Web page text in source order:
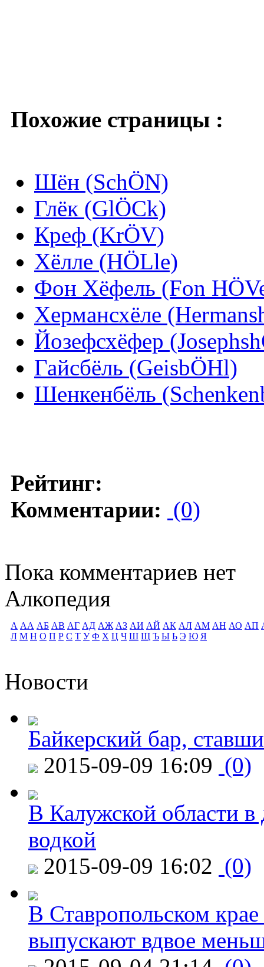
Похожие страницы :
Шён (SchÖN)
Глёк (GlÖCk)
Креф (KrÖV)
Хёлле (HÖLle)
Фон Хёфель (Fon
Хермансхёле
Йозефсхёфер
Гайсбёль (GeisbÖHl)
Шенкенбёль
Рейтинг:
Комментарии: (0)
Пока комментариев нет
Алкопедия
А АА АБ АВ АГ АД АЖ АЗ АИ АЙ АК АЛ АМ АН АО АП
Л М Н О П Р С Т У Ф Х Ц Ч Ш Щ Ъ Ы Ь Э Ю Я
Новости
Байкерский бар,
2015-09-09 16:09 (0)
В Калужской области в
водкой
2015-09-09 16:02 (0)
В Ставропольском
выпускают вдвое